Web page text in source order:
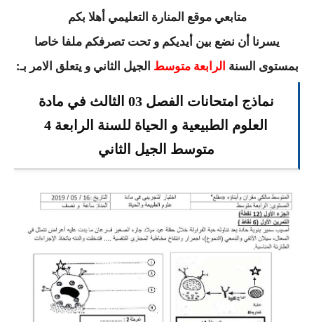
التعليم المتوسط
السنة الثالثة متوسط
السنة الرابعة متوسط
محفظة الأستاذ
بنك مذكرات الاستاذ
بنك التوزيعات الشهرية
متابعي موقع المنارة التعليمي أهلا بكم
يسرنا أن نضع بين أيديكم و تحت تصرفكم ملفا خاصا
بمستوى السنة الرابعة متوسط الجيل الثاني و يتعلق الامر بـ:
نماذج امتحانات الفصل 03 الثالث في مادة
العلوم الطبيعية و الحياة للسنة الرابعة 4
متوسط الجيل الثاني